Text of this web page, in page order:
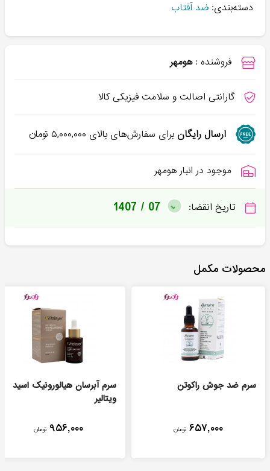
دسته‌بندی: ضد آفتاب
فروشنده : هومهر
گارانتی اصالت و سلامت فیزیکی کالا
ارسال رایگانبرای سفارش‌های بالای ۵,۰۰۰,۰۰۰تومان
موجود در انبار هومهر
تاریخ انقضا: 1407 / 07
محصولات مکمل
سرم ضد جوش راکوتن
۶۵۷,۰۰۰ تومان
سرم آبرسان هیالورونیک اسید
ویتالیر
۹۵۶,۰۰۰ تومان